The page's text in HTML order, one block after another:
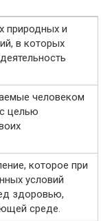
природных и
в которых
человеком
целью
которое при
условий
здоровью,
среде.